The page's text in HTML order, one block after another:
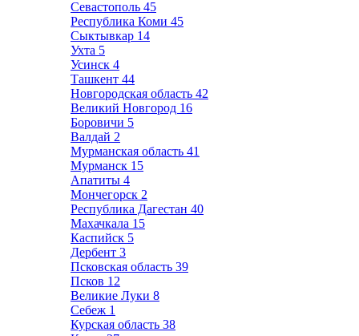
Севастополь 45
Республика Коми 45
Сыктывкар 14
Ухта 5
Усинск 4
Ташкент 44
Новгородская область 42
Великий Новгород 16
Боровичи 5
Валдай 2
Мурманская область 41
Мурманск 15
Апатиты 4
Мончегорск 2
Республика Дагестан 40
Махачкала 15
Каспийск 5
Дербент 3
Псковская область 39
Псков 12
Великие Луки 8
Себеж 1
Курская область 38